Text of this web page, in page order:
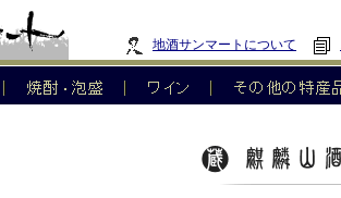
地酒サンマートについて